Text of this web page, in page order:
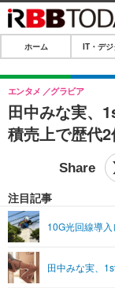
ホーム
IT・デジタル
IT・デジタル
ショッピン
SPEED TEST
エンタメ
グラビア
ライフTOP
リリース一覧
プッシュ通知の停
ホーム IT・デ
田中みな実、
積売上で歴代
エンタメ グラビア
注目記事
10G光回線導入
田中みな実、